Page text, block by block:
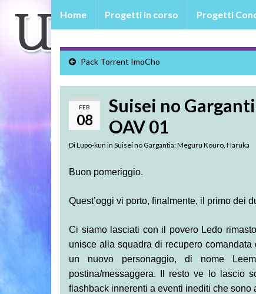
Home Progetti in corso Progetti
Pack Torrent ImoCho
FEB
08
Suisei no
OAV 01
DiLupo-kun in Suisei no Gargantia: Meguru Kouro, Haruka
Buon pomeriggio.
Quest’oggi vi porto, finalmente, il primo dei
Ci siamo lasciati con il povero Ledo
unisce alla squadra di recupero
un nuovo personaggio, di nome
postina/messaggera. Il resto ve lo lascio
flashback innerenti a eventi inediti che